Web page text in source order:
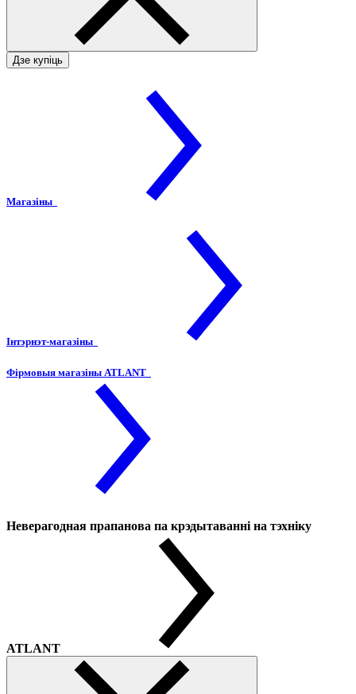
Дзе купіць
Магазіны
Інтэрнэт-магазіны
Фірмовыя магазіны ATLANT
Неверагодная прапанова па крэдытаванні на тэхніку
ATLANT